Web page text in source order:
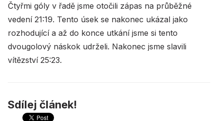
Čtyřmi góly v řadě jsme otočili zápas na průběžné
vedení 21:19. Tento úsek se nakonec ukázal jako
rozhodující a až do konce utkání jsme si tento
dvougolový náskok udrželi. Nakonec jsme slavili
vítězství 25:23.
Sdílej článek!